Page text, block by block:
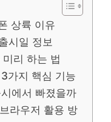
상륙 이유
시일 정보
리 하는 법
가지 핵심 기능
에서 빠졌을까
라우저 활용 방